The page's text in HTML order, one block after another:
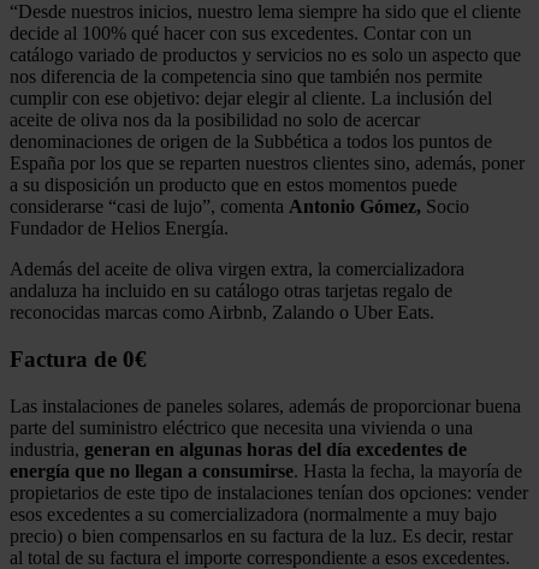
“Desde nuestros inicios, nuestro lema siempre ha sido que el cliente
decide al 100% qué hacer con sus excedentes. Contar con un
catálogo variado de productos y servicios no es solo un aspecto que
nos diferencia de la competencia sino que también nos permite
cumplir con ese objetivo: dejar elegir al cliente. La inclusión del
aceite de oliva nos da la posibilidad no solo de acercar
denominaciones de origen de la Subbética a todos los puntos de
España por los que se reparten nuestros clientes sino, además, poner
a su disposición un producto que en estos momentos puede
considerarse “casi de lujo”, comenta Antonio Gómez, Socio
Fundador de Helios Energía.
Además del aceite de oliva virgen extra, la comercializadora
andaluza ha incluido en su catálogo otras tarjetas regalo de
reconocidas marcas como Airbnb, Zalando o Uber Eats.
Factura de 0€
Las instalaciones de paneles solares, además de proporcionar buena
parte del suministro eléctrico que necesita una vivienda o una
industria, generan en algunas horas del día excedentes de
energía que no llegan a consumirse. Hasta la fecha, la mayoría de
propietarios de este tipo de instalaciones tenían dos opciones: vender
esos excedentes a su comercializadora (normalmente a muy bajo
precio) o bien compensarlos en su factura de la luz. Es decir, restar
al total de su factura el importe correspondiente a esos excedentes.